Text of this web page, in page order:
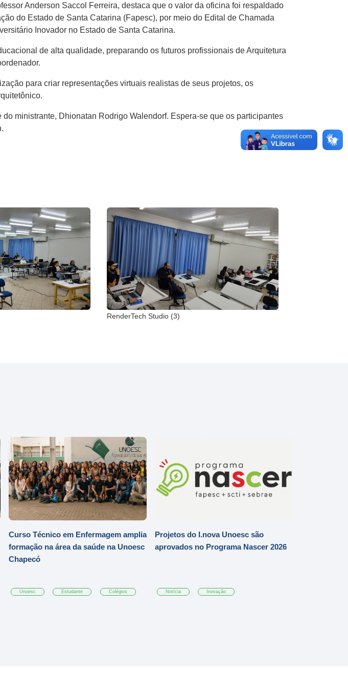
Anderson Saccol Ferreira, destaca que o valor da oficina foi respaldado
do Estado de Santa Catarina (Fapesc), por meio do Edital de Chamada
Inovador no Estado de Santa Catarina.
de alta qualidade, preparando os futuros profissionais de Arquitetura
para criar representações virtuais realistas de seus projetos, os
ministrante, Dhionatan Rodrigo Walendorf. Espera-se que os participantes
RenderTech Studio (3)
Curso Técnico em Enfermagem amplia
formação na área da saúde na Unoesc
Chapecó
Unoesc Estudante Colégios
Projetos do I.nova Unoesc são
aprovados no Programa Nascer 2026
Notícia Inovação